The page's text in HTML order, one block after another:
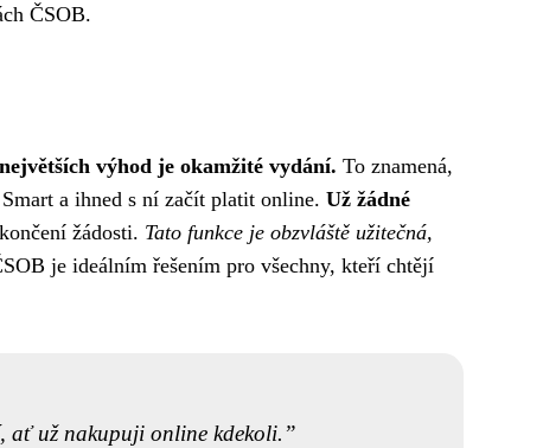
ČSOB.
výhod je okamžité vydání. To znamená,
a ihned s ní začít platit online. Už žádné
žádosti. Tato funkce je obzvláště užitečná,
je ideálním řešením pro všechny, kteří chtějí
ať už nakupuji online kdekoli.